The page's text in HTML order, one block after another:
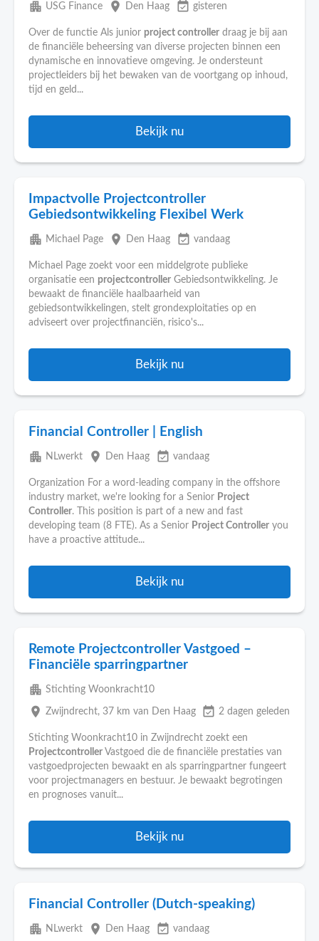
apartment USG Finance place Den Haag event_available gisteren
Over de functie Als junior project controller draag je bij aan
de financiële beheersing van diverse projecten binnen een
dynamische en innovatieve omgeving. Je ondersteunt
projectleiders bij het bewaken van de voortgang op inhoud,
tijd en geld...
Bekijk nu
Impactvolle Projectcontroller
Gebiedsontwikkeling Flexibel Werk
apartment Michael Page place Den Haag event_available vandaag
Michael Page zoekt voor een middelgrote publieke
organisatie een projectcontroller Gebiedsontwikkeling. Je
bewaakt de financiële haalbaarheid van
gebiedsontwikkelingen, stelt grondexploitaties op en
adviseert over projectfinanciën, risico's...
Bekijk nu
Financial Controller | English
apartment NLwerkt place Den Haag event_available vandaag
Organization For a word-leading company in the offshore
industry market, we're looking for a Senior Project
Controller. This position is part of a new and fast
developing team (8 FTE). As a Senior Project Controller you
have a proactive attitude...
Bekijk nu
Remote Projectcontroller Vastgoed –
Financiële sparringpartner
apartment Stichting Woonkracht10
place Zwijndrecht, 37 km van Den Haag event_available 2 dagen geleden
Stichting Woonkracht10 in Zwijndrecht zoekt een
Projectcontroller Vastgoed die de financiële prestaties van
vastgoedprojecten bewaakt en als sparringpartner fungeert
voor projectmanagers en bestuur. Je bewaakt begrotingen
en prognoses vanuit...
Bekijk nu
Financial Controller (Dutch-speaking)
apartment NLwerkt place Den Haag event_available vandaag